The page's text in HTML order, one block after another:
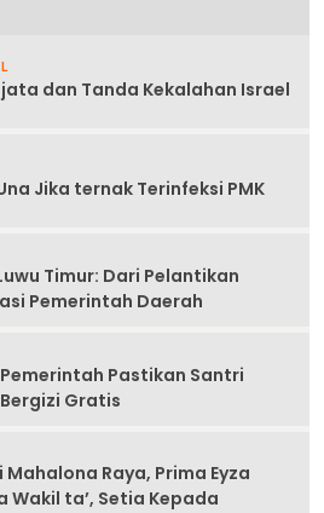
dan Tanda Kekalahan Israel
Jika ternak Terinfeksi PMK
Timur: Dari Pelantikan
Pemerintah Daerah
Pastikan Santri
Gratis
Raya, Prima Eyza
Wakil ta’, Setia Kepada